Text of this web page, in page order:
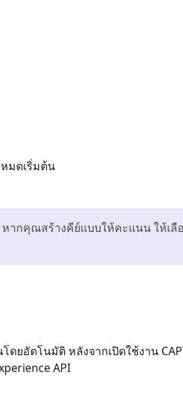
มดเริ่มต้น
ากคุณสร้างคีย์แบบให้คะแนน ให้เลื
ยอัตโนมัติ หลังจากเปิดใช้งาน
API